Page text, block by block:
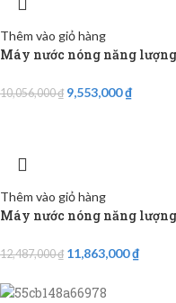
Thêm vào giỏ hàng
Máy nước nóng năng
10,056,000₫ 9,553,000₫
Thêm vào giỏ hàng
Máy nước nóng năng
12,487,000₫ 11,863,000₫